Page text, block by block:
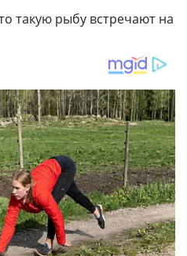
такую рыбу встречают на